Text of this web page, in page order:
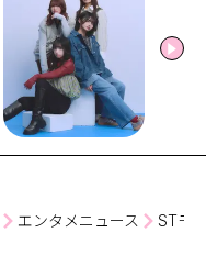
エンタメニュース STモ